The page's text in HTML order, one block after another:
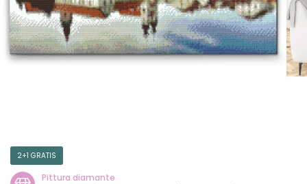
2+1 GRATIS
Pittura diamante